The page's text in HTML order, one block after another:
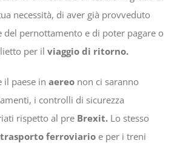
necessità, di aver già provveduto
del pernottamento e di poter pagare o
per il viaggio di ritorno.
il paese in aereo non ci saranno
i controlli di sicurezza
rispetto al pre Brexit. Lo stesso
trasporto ferroviario e per i treni